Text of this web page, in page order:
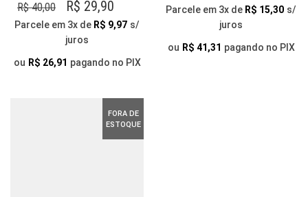
R$40,00
O
PREÇO
ORIGINAL
ERA:
R$ 29,90
PREÇO
É:
Parcele em 3x de R$ 9,97 s/
juros
ou R$ 26,91 pagando no PIX
Parcele em 3x de R$ 15,30 s/
juros
ou R$ 41,31 pagando no PIX
FORA DE
ESTOQUE